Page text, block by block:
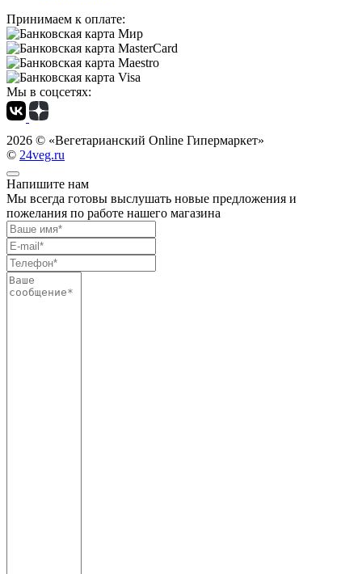
Принимаем к оплате:
Мы в соцсетях:
2026 © «Вегетарианский Online Гипермаркет»
© 24veg.ru
Напишите нам
Мы всегда готовы выслушать новые предложения и
пожелания по работе нашего магазина